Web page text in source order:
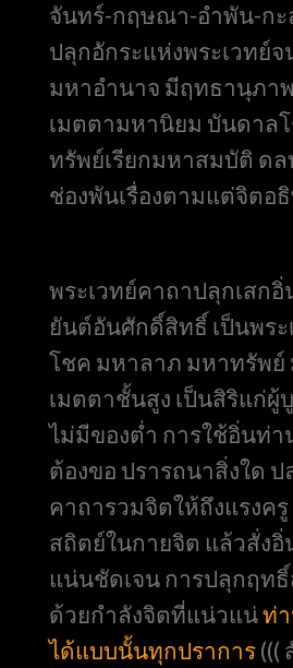
จันทร์-กฤษณา-อำพัน-กะ
ปลุกอักระแห่งพระเวทย์จ
มหาอำนาจ มีฤทธานุภา
เมตตามหานิยม บันดาลโ
ทรัพย์เรียกมหาสมบัติ ด
ช่องพันเรื่องตามแต่จิตอ
พระเวทย์คาถาปลุกเสก
ยันต์อันศักดิ์สิทธิ์ เป็นพร
โชค มหาลาภ มหาทรัพย์
เมตตาชั้นสูง เป็นสิริแก่
ไม่มีของต่ำ การใช้อิ่นท่า
ต้องขอ ปรารถนาสิ่งใด
คาถารวมจิตให้ถึงแรงค
สถิตย์ในกายจิต แล้วสั่งอิ่
แน่นชัดเจน การปลุกฤทธิ์
ด้วยกำลังจิตที่แน่วแน่ท่
ได้แบบนั้นทุกปราการ (((